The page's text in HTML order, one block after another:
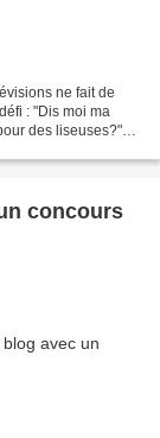
ne fait de
: "Dis moi ma
des liseuses?"
concours